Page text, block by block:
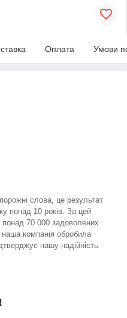
Оплата Умови
слова, це результат
понад 10 років. За цей
70 000 задоволених
компанія обробила
нашу надійність